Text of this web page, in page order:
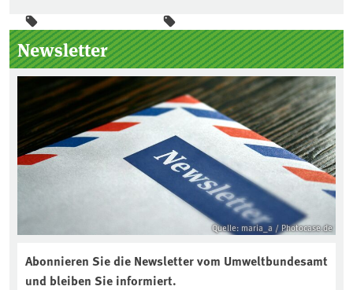
Seitenleiste
Newsletter
Quelle: maria_a / Photocase.de
Abonnieren Sie die Newsletter vom Umweltbundesamt
und bleiben Sie informiert.